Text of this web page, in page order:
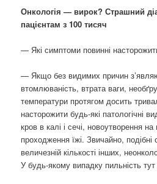
Онкологія — вирок? Страшний
пацієнтам з 100 тисяч
— Які симптоми повинні
— Якщо без видимих причин
втомлюваність, втрата ваги,
температури протягом досить
насторожити будь-які патологічні
кров в калі і сечі, новоутворення
проходження їжі. Звичайно,
величезній кількості інших,
У будь-якому випадку пильність